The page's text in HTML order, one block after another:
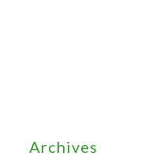
Archives